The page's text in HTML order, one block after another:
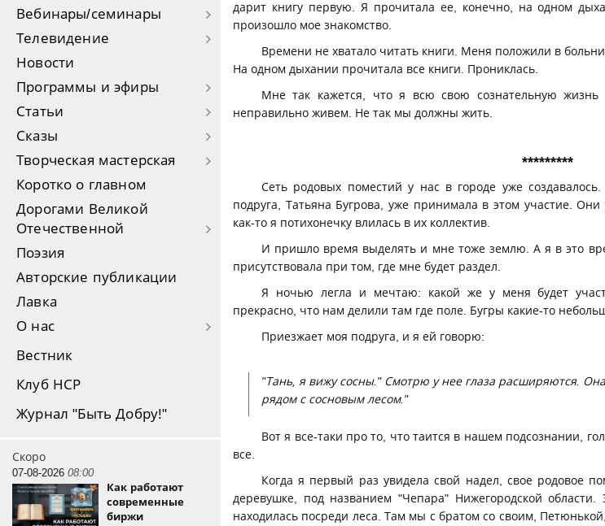
Вебинары/семинары
Телевидение
Новости
Программы и эфиры
Статьи
Сказы
Творческая мастерская
Коротко о главном
Дорогами Великой
Отечественной
Поэзия
Авторские публикации
Лавка
О нас
Вестник
Клуб НСР
Журнал "Быть Добру!"
Скоро
07-08-2026 08:00
Как работают
современные
биржи
дарит книгу первую. Я прочитала ее, конечно, на одном
произошло мое знакомство.
Времени не хватало читать книги. Меня положили в
На одном дыхании прочитала все книги. Прониклась.
Мне так кажется, что я всю свою сознательную
неправильно живем. Не так мы должны жить.
*********
Сеть родовых поместий у нас в городе уже
подруга, Татьяна Бугрова, уже принимала в этом участие.
как-то я потихонечку влилась в их коллектив.
И пришло время выделять и мне тоже землю. А я в это
присутствовала при том, где мне будет раздел.
Я ночью легла и мечтаю: какой же у меня будет
прекрасно, что нам делили там где поле. Бугры какие-то
Приезжает моя подруга, и я ей говорю:
"Тань, я вижу сосны." Смотрю у нее глаза расширяются.
рядом с сосновым лесом."
Вот я все-таки про то, что таится в нашем подсознании,
все.
Когда я первый раз увидела свой надел, свое родовое
деревушке, под названием "Чепара" Нижегородской
находилась посреди леса. Там мы с братом со своим,